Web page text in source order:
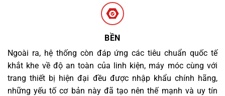
BỀN
Ngoài ra, hệ thống còn đáp ứng các tiêu chuẩn quốc tế
khắt khe về độ an toàn của linh kiện, máy móc cùng với
trang thiết bị hiện đại đều được nhập khẩu chính hãng,
những yếu tố cơ bản này đã tạo nên thế mạnh và uy tín